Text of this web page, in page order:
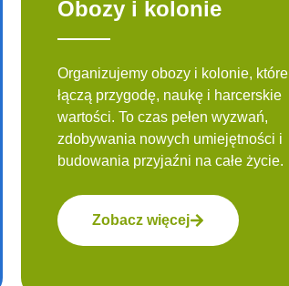
Obozy i kolonie
Organizujemy obozy i kolonie, które
łączą przygodę, naukę i harcerskie
wartości. To czas pełen wyzwań,
zdobywania nowych umiejętności i
budowania przyjaźni na całe życie.
Zobacz więcej